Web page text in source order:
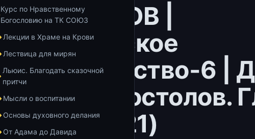
Курс по Нравственному
Богословию на ТК СОЮЗ
Лекции в Храме на Крови
Лествица для мирян
Льюис. Благодать сказочной
притчи
Мысли о воспитании
Основы духовного делания
От Адама до Давида
КОРЕПАНОВ |
Апостольское
свидетельство-6 |
святых апостолов.
(20.02.2021)